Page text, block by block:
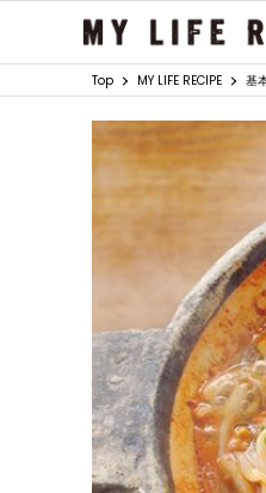
Top MY LIFE RECIPE 基